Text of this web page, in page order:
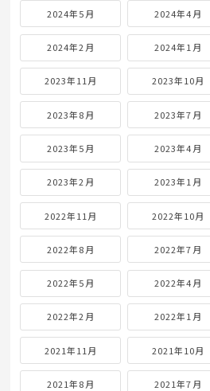
2024年5月 2024年4月
2024年2月 2024年1月
2023年11月 2023年10月
2023年8月 2023年7月
2023年5月 2023年4月
2023年2月 2023年1月
2022年11月 2022年10月
2022年8月 2022年7月
2022年5月 2022年4月
2022年2月 2022年1月
2021年11月 2021年10月
2021年8月 2021年7月